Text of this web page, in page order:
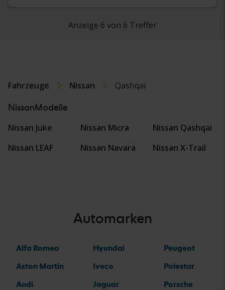
Anzeige 6 von 6 Treffer
Fahrzeuge Nissan Qashqai
NissanModelle
Nissan Juke
Nissan LEAF
Nissan Micra
Nissan Navara
Nissan Qashqai
Nissan X-Trail
Automarken
Alfa Romeo
Aston Martin
Audi
Hyundai
Iveco
Jaguar
Peugeot
Polestar
Porsche